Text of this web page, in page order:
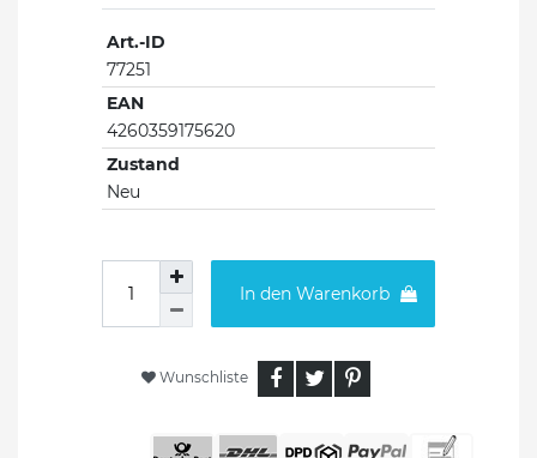
Art.-ID
77251
EAN
4260359175620
Zustand
Neu
In den Warenkorb
Wunschliste